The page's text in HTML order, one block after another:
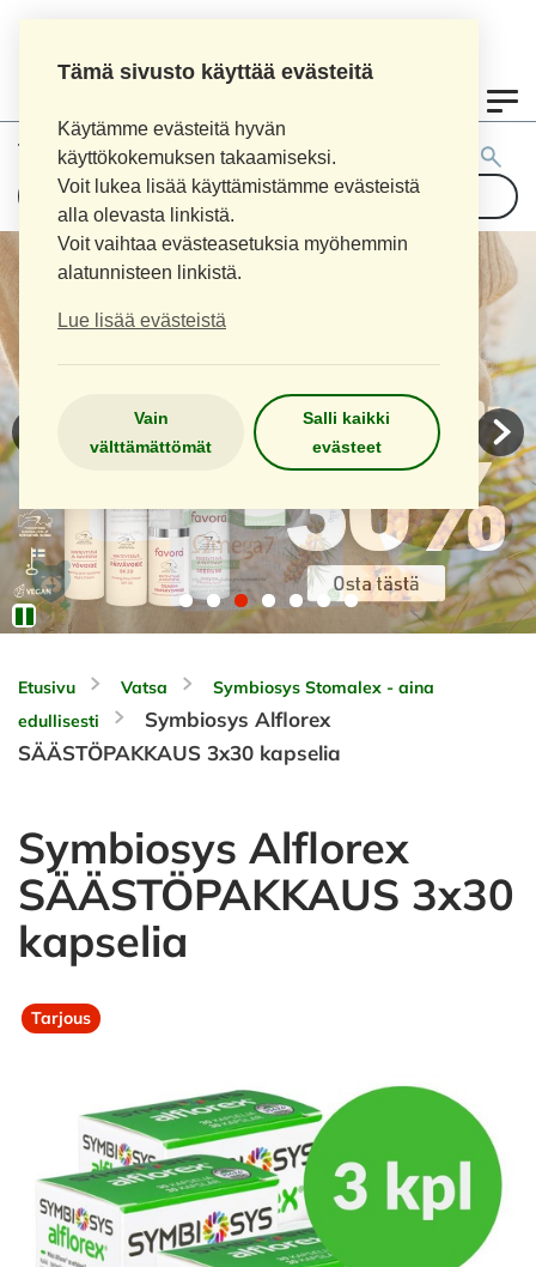
Tämä sivusto käyttää evästeitä
Käytämme evästeitä hyvän
käyttökokemuksen takaamiseksi.
Voit lukea lisää käyttämistämme evästeistä
alla olevasta linkistä.
Voit vaihtaa evästeasetuksia myöhemmin
alatunnisteen linkistä.
Lue lisää evästeistä
Vain
välttämättömät
Salli kaikki
evästeet
Tuotehaku:
Etusivu Vatsa
Symbiosys Stomalex - aina
edullisesti
Symbiosys Alflorex
SÄÄSTÖPAKKAUS 3x30 kapselia
Symbiosys Alflorex
SÄÄSTÖPAKKAUS 3x30
kapselia
Tarjous